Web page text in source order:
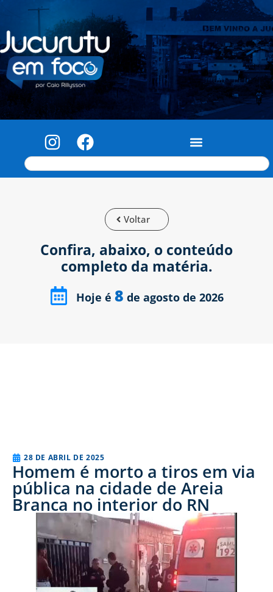
Voltar
Confira, abaixo, o conteúdo
completo da matéria.
Hoje é 8 de agosto de 2026
28 DE ABRIL DE 2025
Homem é morto a tiros em via
pública na cidade de Areia
Branca no interior do RN